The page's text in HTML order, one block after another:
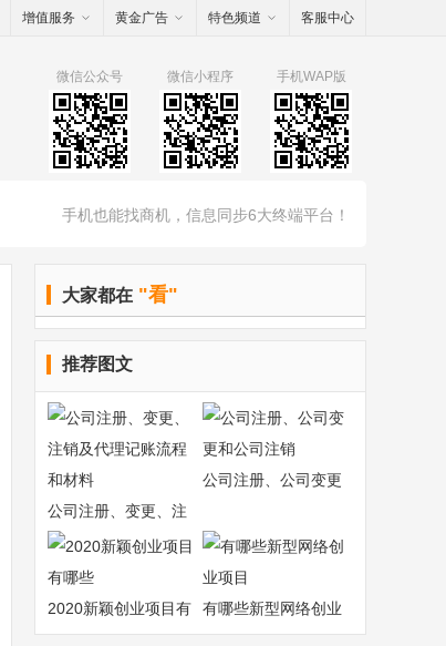
增值服务 黄金广告 特色频道 客服中心
手机WAP版
手机也能找商机，信息同步6大终端平台！
微信小程序
微信公众号
大家都在 "看"
推荐图文
公司注册、变更、注
销
公司注册、公司变更
2020新颖创业项目有
哪
有哪些新型网络创业
项